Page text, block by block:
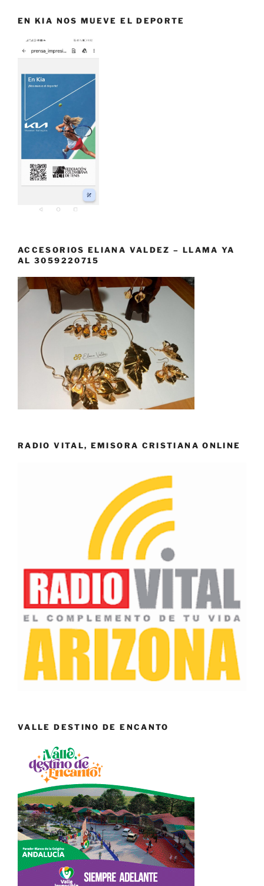
EN KIA NOS MUEVE EL DEPORTE
ACCESORIOS ELIANA VALDEZ – LLAMA YA
AL 3059220715
RADIO VITAL, EMISORA CRISTIANA ONLINE
VALLE DESTINO DE ENCANTO